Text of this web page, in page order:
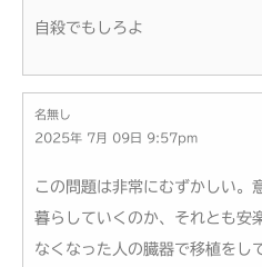
自殺でもしろよ
名無し
2025年 7月 09日 9:57pm
この問題は非常にむずかしい。
暮らしていくのか、それとも安
なくなった人の臓器で移植をし